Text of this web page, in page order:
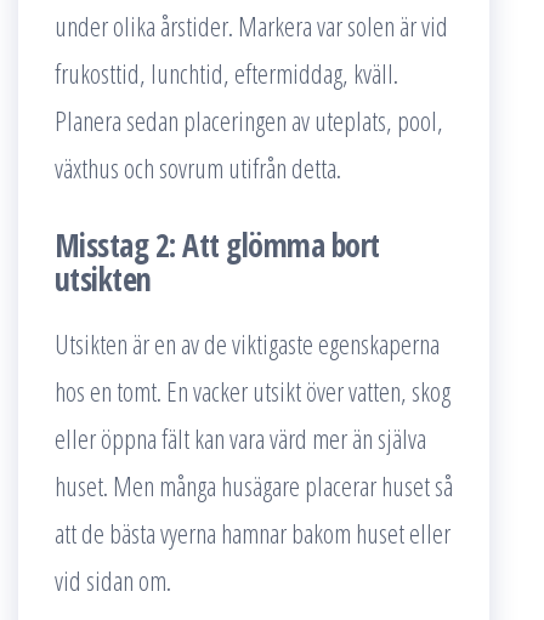
under olika årstider. Markera var solen är vid
frukosttid, lunchtid, eftermiddag, kväll.
Planera sedan placeringen av uteplats, pool,
växthus och sovrum utifrån detta.
Misstag 2: Att glömma bort
utsikten
Utsikten är en av de viktigaste egenskaperna
hos en tomt. En vacker utsikt över vatten, skog
eller öppna fält kan vara värd mer än själva
huset. Men många husägare placerar huset så
att de bästa vyerna hamnar bakom huset eller
vid sidan om.